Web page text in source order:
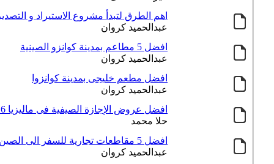
اهم الطرق لتبدأ مشروع الاستيراد و التصدير
عبدالحميد كروان
افضل 5 مطاعم بمدينة كوانزو الصينية
عبدالحميد كروان
افضل مطعم خليجى بمدينة كوانزوا
عبدالحميد كروان
افضل عروض الإجازة الصيفية فى ماليزيا 2016
حلا محمد
افضل 5 مقاطعات تجارية للسفر الى الصين
عبدالحميد كروان